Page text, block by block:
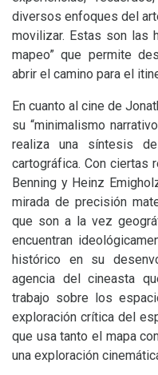
diversos enfoques del
movilizar. Estas son las
mapeo” que permite
abrir el camino para el
En cuanto al cine de
su “minimalismo
realiza una síntesis
cartográfica. Con ciertas
Benning y Heinz
mirada de precisión
que son a la vez
encuentran
histórico en su
agencia del cineasta
trabajo sobre los
exploración crítica del
que usa tanto el mapa
una exploración